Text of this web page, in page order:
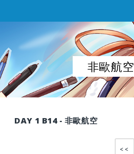
非歐航空
DAY 1 B14 - 非歐航空
<<